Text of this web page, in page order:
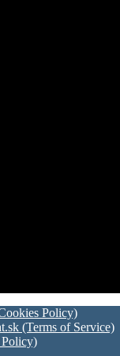
Policy)
(Terms of Service)